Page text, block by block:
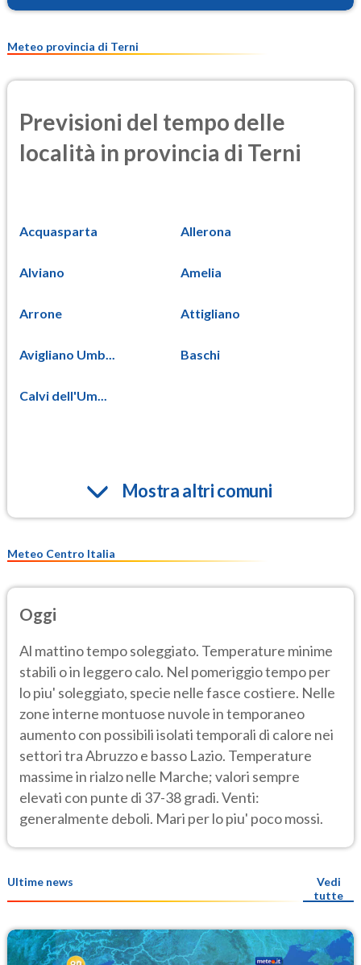
PM25
Meteo provincia di Terni
Previsioni del tempo delle
località in provincia di Terni
Acquasparta Allerona
Alviano Amelia
Arrone Attigliano
Avigliano Umb... Baschi
Calvi dell'Um...
Mostra altri comuni
Meteo Centro Italia
Oggi
Al mattino tempo soleggiato. Temperature minime
stabili o in leggero calo. Nel pomeriggio tempo per
lo piu' soleggiato, specie nelle fasce costiere. Nelle
zone interne montuose nuvole in temporaneo
aumento con possibili isolati temporali di calore nei
settori tra Abruzzo e basso Lazio. Temperature
massime in rialzo nelle Marche; valori sempre
elevati con punte di 37-38 gradi. Venti:
generalmente deboli. Mari per lo piu' poco mossi.
Ultime news
Vedi
tutte